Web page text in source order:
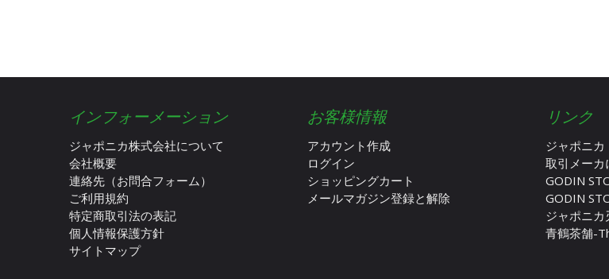
インフォーメーション
ジャポニカ株式会社について
会社概要
連絡先（お問合フォーム）
ご利用規約
特定商取引法の表記
個人情報保護方針
サイトマップ
お客様情報
アカウント作成
ログイン
ショッピングカート
メールマガジン登録と解除
リンク
ジャポニ
取引メーカ
GODIN
GODIN
ジャポニカ
青鶴茶舗-